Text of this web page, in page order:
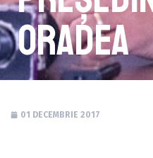
Oradea
01 DECEMBRIE 2017